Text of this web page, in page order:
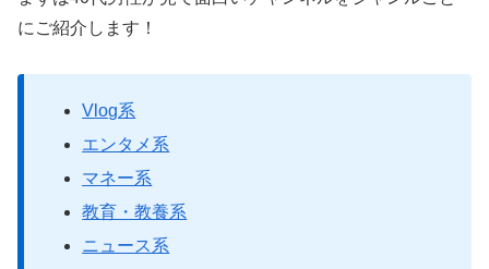
にご紹介します！
Vlog系
エンタメ系
マネー系
教育・教養系
ニュース系